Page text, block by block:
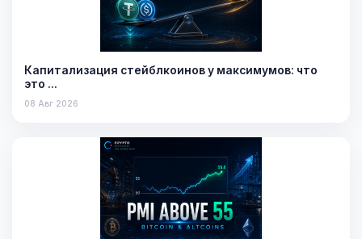
Капитализация стейблкоинов у максимумов: что
это …
08 Авг 2026